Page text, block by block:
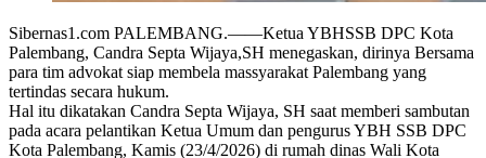
Sibernas1.com PALEMBANG.——Ketua YBHSSB DPC Kota
Palembang, Candra Septa Wijaya,SH menegaskan, dirinya Bersama
para tim advokat siap membela massyarakat Palembang yang
tertindas secara hukum.
Hal itu dikatakan Candra Septa Wijaya, SH saat memberi sambutan
pada acara pelantikan Ketua Umum dan pengurus YBH SSB DPC
Kota Palembang, Kamis (23/4/2026) di rumah dinas Wali Kota